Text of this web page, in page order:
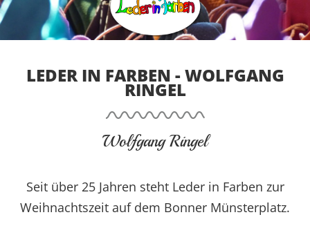
LEDER IN FARBEN - WOLFGANG
RINGEL
Wolfgang Ringel
Seit über 25 Jahren steht Leder in Farben zur
Weihnachtszeit auf dem Bonner Münsterplatz.